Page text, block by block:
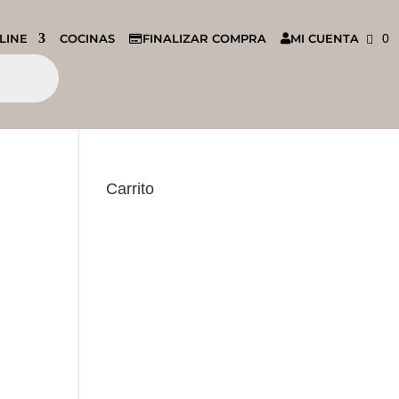
COCINAS FINALIZAR COMPRA MI CUENTA 0
Carrito